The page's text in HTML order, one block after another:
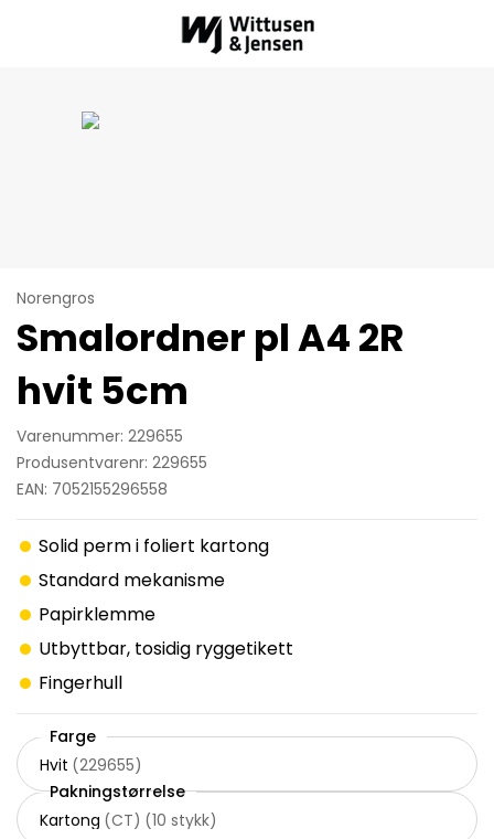
Norengros
Smalordner pl A4 2R
hvit 5cm
Varenummer: 229655
Produsentvarenr: 229655
EAN: 7052155296558
Solid perm i foliert kartong
Standard mekanisme
Papirklemme
Utbyttbar, tosidig ryggetikett
Fingerhull
Farge
Hvit (229655)
Pakningstørrelse
Kartong (CT) (10 stykk)